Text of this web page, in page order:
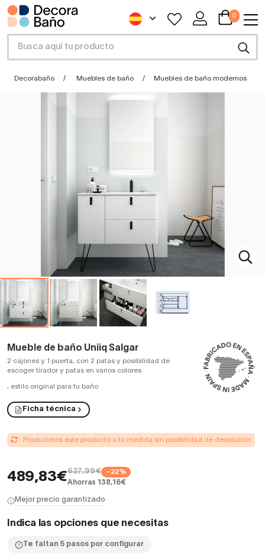
0
Decorabaño Muebles de baño Muebles de baño modernos
Mueble de baño Uniiq Salgar
2 cajones y 1 puerta, con 2 patas y posibilidad de
escoger tirador y patas en varios colores
, estilo original para tu baño
Ficha técnica
Producimos este producto a tu medida sin posibilidad de devolución
489,83€627,99€ −22%
Ahorras 138,16€
Mejor precio garantizado
Indica las opciones que necesitas
Te faltan 5 pasos por configurar